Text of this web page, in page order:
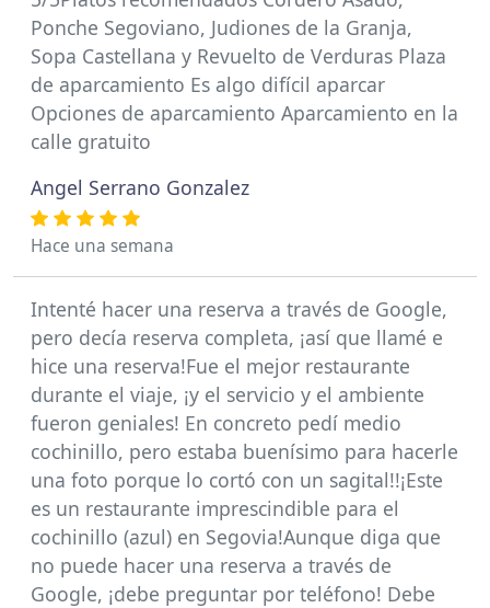
Ponche Segoviano, Judiones de la Granja,
Sopa Castellana y Revuelto de Verduras Plaza
de aparcamiento Es algo difícil aparcar
Opciones de aparcamiento Aparcamiento en la
calle gratuito
Angel Serrano Gonzalez
Hace una semana
Intenté hacer una reserva a través de Google,
pero decía reserva completa, ¡así que llamé e
hice una reserva!Fue el mejor restaurante
durante el viaje, ¡y el servicio y el ambiente
fueron geniales! En concreto pedí medio
cochinillo, pero estaba buenísimo para hacerle
una foto porque lo cortó con un sagital!!¡Este
es un restaurante imprescindible para el
cochinillo (azul) en Segovia!Aunque diga que
no puede hacer una reserva a través de
Google, ¡debe preguntar por teléfono! Debe